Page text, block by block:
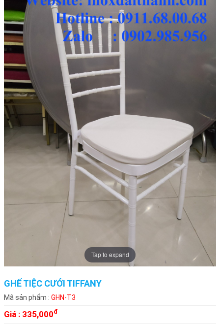
Tap to expand
GHẾ TIỆC CƯỚI TIFFANY
Mã sản phẩm : GHN-T3
Giá : 335,000đ